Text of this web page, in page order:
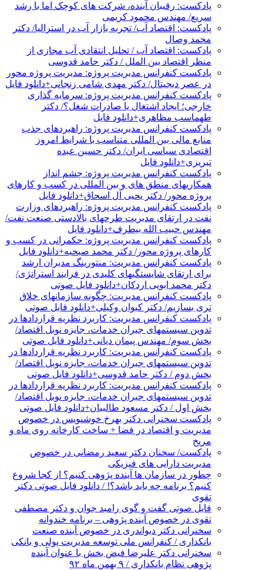
پادکست: رقیبان آینده، شرکت های کوچک اما با رشد
سریع/ مهندس محمود کریمی
پادکست: اقتصاد آب/ تجربه بازار آب در استرالیا/ دکتر
محمد وصال
پادکست: اقتصاد آب / تحلیل انتقادی آب مجازی از
منظر اقتصاد بین الملل / دکتر حامد قدوسی
پادکست کنفرانس مدیریت پروژه: مدیریت پروژه محور
در عصر دیجیتال/ دکتر مهدی شامی زنجانی+دانلود فایل
پادکست کنفرانس مدیریت پروژه: سرمایه گذاری
خارجی؛ ایجاد اشتغال یا صادرات شغل؟/ دکتر
طهماسب مظاهری+دانلود فایل
پادکست کنفرانس مدیریت پروژه: راهبردهای جذب
منابع مالی بین المللی متناسب با شرایط امروز
اقتصادی سیاسی ایران/ دکتر حسین عبده
تبریزی+دانلود فایل
پادکست کنفرانس مدیریت پروژه: چشم انداز
همکاریهای منطق های و بین المللی در کسب و کارهای
پروژه محور/ دکتر یحیی آل اسحاق+دانلود فایل
پادکست کنفرانس مدیریت پروژه: راهبردهای وزارت
نفت در ارتقای مدیریت طرحهای بالادستی صنعت نفت/
مهندس حبیب الله بیطرف+دانلود فایل
پادکست کنفرانس مدیریت پروژه: حکمرانی در کسب و
کارهای پروژه محور/ دکتر محمد صبحیه+دانلود فایل
پادکست کنفرانس مدیریت: منتورینگ مدیران ارشد
برای ارتقای شایستگیهای کلیدی در فرایند استراتژی/
دکتر محمد ابویی اردکان+دانلود فایل صوتی
پادکست کنفرانس مدیریت: چگونه سازمانهای خلاق
تری بسازیم/ دکتر کیوان وکیلی+دانلود فایل صوتی
پادکست کنفرانس مدیریت: کاربرد نظریه قراردادها در
تدوین سیستمهای جبران خدمات، جایزه نوبل اقتصاد/
بخش سوم/ مهندس پیمان دیانی+دانلود فایل صوتی
پادکست کنفرانس مدیریت: کاربرد نظریه قراردادها در
تدوین سیستمهای جبران خدمات، جایزه نوبل اقتصاد/
بخش دوم / دکتر حامد قدوسی+دانلود فایل صوتی
پادکست کنفرانس مدیریت: کاربرد نظریه قراردادها در
تدوین سیستمهای جبران خدمات، جایزه نوبل اقتصاد/
بخش اول / دکتر مسعود طالبیان+دانلود فایل صوتی
پادکست سخنرانی دکتر بهرخ خوشنویس در خصوص
مدیریت و اقتصاد در فضا + ساخت کارخانه روی ماه و
مریخ
پادکست/ سخنان دکتر سعید رمضانی در خصوص
مدیریت دارایی های فیزیکی
چطور در سازمان ها آینده پژوهی کنیم؟ از کجا شروع
کنیم؟ برنامه چه باید باشد؟! / دانلود فایل صوتی دکتر
تقوی
فایل صوتی گفت و گوی رامبد جوان و دکتر مصطفی
تقوی در خصوص آینده پژوهی – برنامه خندوانه
سخنرانی دکتر دیواندری در خصوص آینده صنعت
بانکداری / کنفرانس ملی توسعه مدیریت پولی و بانکی
سخنرانی دکتر علیرضا فیض بخش با عنوان آینده
پژوهی نظام بانکداری / ۹ بهمن ماه ۹۲